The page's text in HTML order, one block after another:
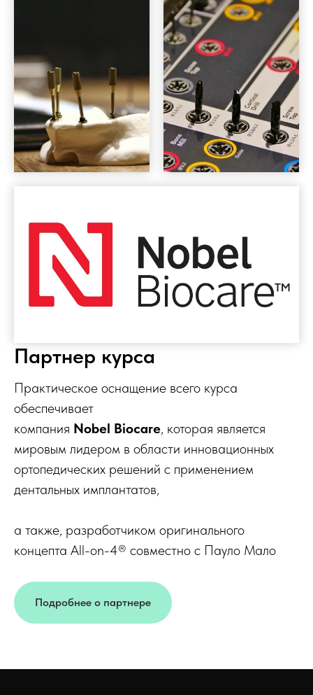
Партнер курса
Практическое оснащение всего курса
обеспечивает
компания Nobel Biocare, которая является
мировым лидером в области инновационных
ортопедических решений с применением
дентальных имплантатов,
а также, разработчиком оригинального
концепта All-on-4® совместно с Пауло Мало
Подробнее о партнере